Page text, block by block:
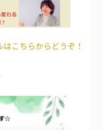
こちらからどうぞ！